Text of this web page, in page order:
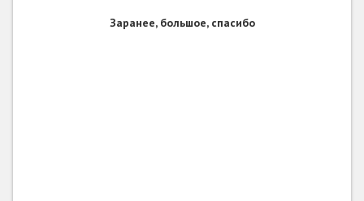
Заранее, большое, спасибо